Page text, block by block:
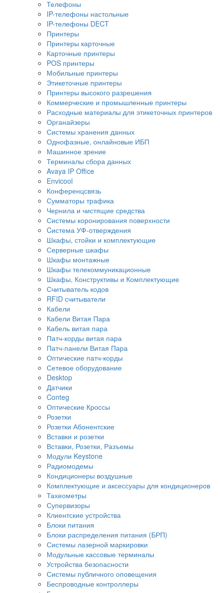
Телефоны
IP-телефоны настольные
IP-телефоны DECT
Принтеры
Принтеры карточные
Карточные принтеры
POS принтеры
Мобильные принтеры
Этикеточные принтеры
Принтеры высокого разрешения
Коммерческие и промышленные принтеры
Расходные материалы для этикеточных принтеров
Органайзеры
Системы хранения данных
Однофазные, онлайновые ИБП
Машинное зрение
Терминалы сбора данных
Avaya IP Office
Envicool
Конференцсвязь
Сумматоры трафика
Чернила и чистящие средства
Системы коронирования поверхности
Cистема УФ-отверждения
Шкафы, стойки и комплектующие
Серверные шкафы
Шкафы монтажные
Шкафы телекоммуникационные
Шкафы, Конструктивы и Комплектующие
Считыватель кодов
RFID считыватели
Кабели
Кабели Витая Пара
Кабель витая пара
Патч-корды витая пара
Патч-панели Витая Пара
Оптические патч-корды
Сетевое оборудование
Desktop
Датчики
Conteg
Оптические Кроссы
Розетки
Розетки Абонентские
Вставки и розетки
Вставки, Розетки, Разъемы
Модули Keystone
Радиомодемы
Кондиционеры воздушные
Комплектующие и аксессуары для кондиционеров
Тахеометры
Супервизоры
Клиентские устройства
Блоки питания
Блоки распределения питания (БРП)
Системы лазерной маркировки
Модульные кассовые терминалы
Устройства безопасности
Системы публичного оповещения
Беспроводные контроллеры